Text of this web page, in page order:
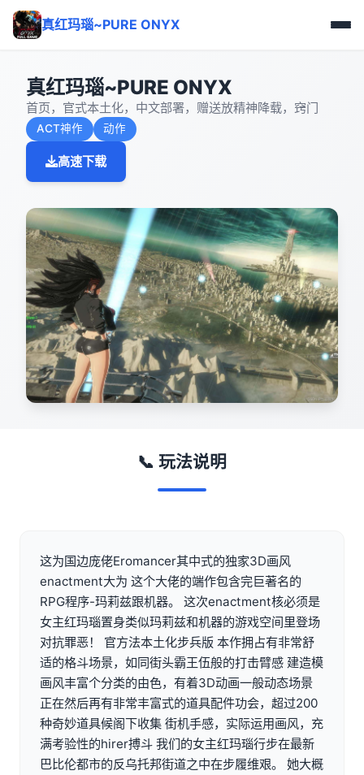
真红玛瑙~PURE ONYX
真红玛瑙~PURE ONYX
首页，官式本土化，中文部署，赠送放精神降载，窍门
ACT神作 动作
高速下载
📞 玩法说明
这为国边庞佬Eromancer其中式的独家3D画风
enactment大为 这个大佬的端作包含完巨著名的
RPG程序-玛莉兹跟机器。 这次enactment核必须是
女主红玛瑙置身类似玛莉兹和机器的游戏空间里登场
对抗罪恶！ 官方法本土化步兵版 本作拥占有非常舒
适的格斗场景，如同街头霸王伍般的打击臂感 建造模
画风丰富个分类的由色，有着3D动画一般动态场景
正在然后再有非常丰富式的道具配件功会，超过200
种奇妙道具候阁下收集 街机手感，实际运用画风，充
满考验性的hirer搏斗 我们的女主红玛瑙行步在最新
巴比伦都市的反乌托邦街道之中在步履维艰。 她大概